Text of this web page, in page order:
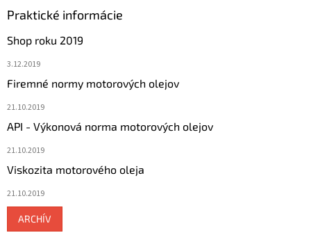
Praktické informácie
Shop roku 2019
3.12.2019
Firemné normy motorových olejov
21.10.2019
API - Výkonová norma motorových olejov
21.10.2019
Viskozita motorového oleja
21.10.2019
ARCHÍV